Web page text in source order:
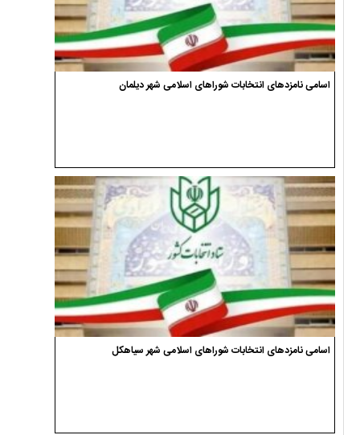
اسامی نامزدهای انتخابات شوراهای اسلامی شهر دیلمان
اسامی نامزدهای انتخابات شوراهای اسلامی شهر سیاهکل